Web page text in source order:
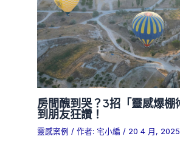
房間醜到哭？3招「靈感爆棚
到朋友狂讚！
靈感案例 / 作者: 宅小編/ 20 4 月, 2025